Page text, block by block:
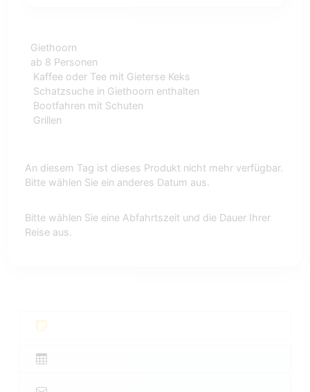
Giethoorn
ab 8 Personen
Kaffee oder Tee mit Gieterse Keks
Schatzsuche in Giethoorn enthalten
Bootfahren mit Schuten
Grillen
An diesem Tag ist dieses Produkt nicht mehr verfügbar.
Bitte wählen Sie ein anderes Datum aus.
Bitte wählen Sie eine Abfahrtszeit und die Dauer Ihrer
Reise aus.